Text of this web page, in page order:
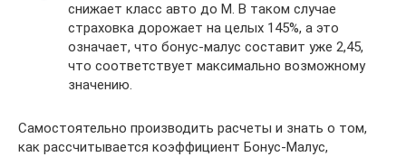
снижает класс авто до M. В таком случае
страховка дорожает на целых 145%, а это
означает, что бонус-малус составит уже 2,45,
что соответствует максимально возможному
значению.
Самостоятельно производить расчеты и знать о том,
как рассчитывается коэффициент Бонус-Малус,